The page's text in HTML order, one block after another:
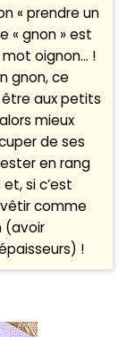
« prendre un
« gnon » est
oignon… !
gnon, ce
être aux petits
mieux
de ses
en rang
et, si c’est
vêtir comme
(avoir
!